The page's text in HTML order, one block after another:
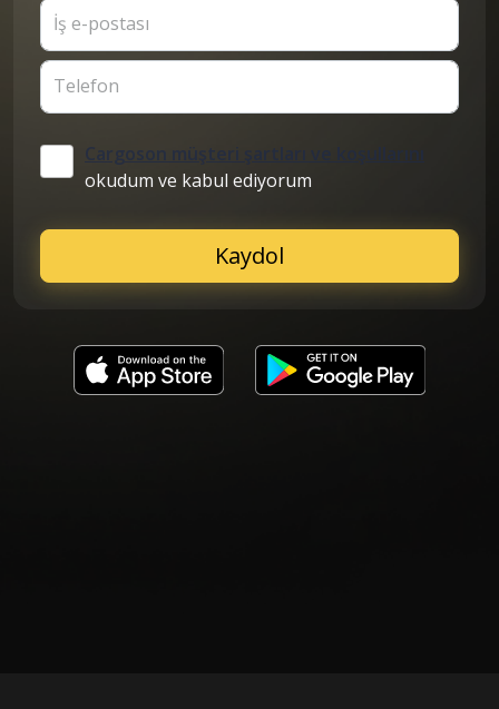
İş e-postası
Telefon
Cargoson müşteri şartları ve koşullarını
okudum ve kabul ediyorum
Kaydol